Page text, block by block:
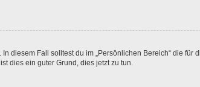
diesem Fall solltest du im „Persönlichen Bereich“ die
dies ein guter Grund, dies jetzt zu tun.